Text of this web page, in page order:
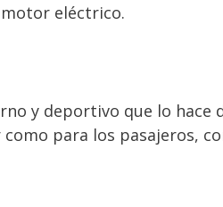
eléctrico.
y deportivo que lo hace
para los pasajeros,